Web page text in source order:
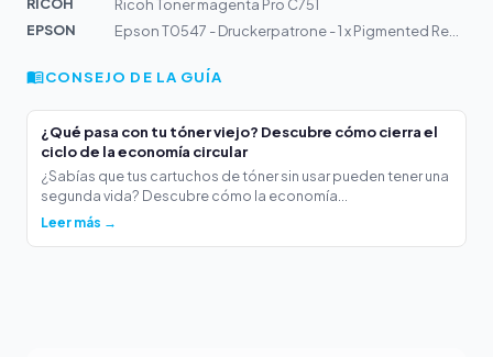
Ricoh Toner magenta Pro C751
EPSON
CONSEJO DE LA GUÍA
¿Qué pasa con tu tóner viejo? Descubre cómo cierra el
ciclo de la economía circular
¿Sabías que tus cartuchos de tóner sin usar pueden tener una
segunda vida? Descubre cómo la economía...
Leer más →